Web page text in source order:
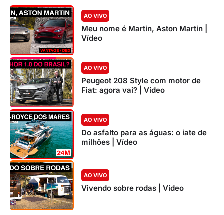
AO VIVO
Meu nome é Martin, Aston Martin |
Vídeo
AO VIVO
Peugeot 208 Style com motor de
Fiat: agora vai? | Vídeo
AO VIVO
Do asfalto para as águas: o iate de
milhões | Vídeo
AO VIVO
Vivendo sobre rodas | Vídeo